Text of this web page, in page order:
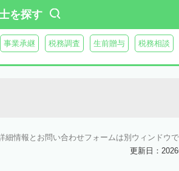
を探す
事業承継 税務調査 生前贈与 税務相談
細情報とお問い合わせフォームは別ウィンドウ
更新日：